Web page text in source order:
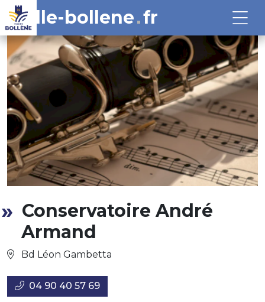
ville-bollene fr
Conservatoire André
Armand
Bd Léon Gambetta
04 90 40 57 69